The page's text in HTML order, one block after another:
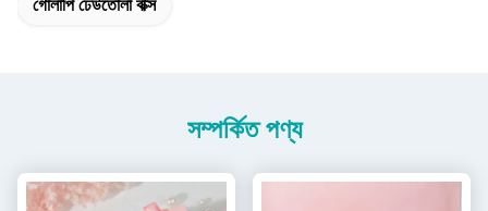
গোলাপি ঢেউতোলা বাক্স
সম্পর্কিত পণ্য